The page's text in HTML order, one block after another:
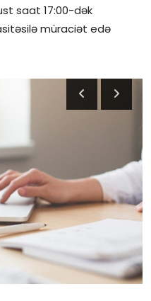
saat 17:00-dək
müraciət edə